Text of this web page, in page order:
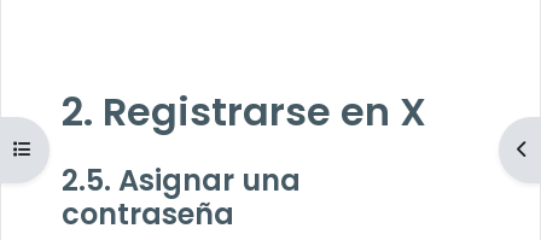
Abrir índice del curso
2. Registrarse en X
2.5. Asignar una
contraseña